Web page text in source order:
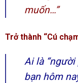
muốn…”
Trở thành “Cú
Ai là
bạn hôm